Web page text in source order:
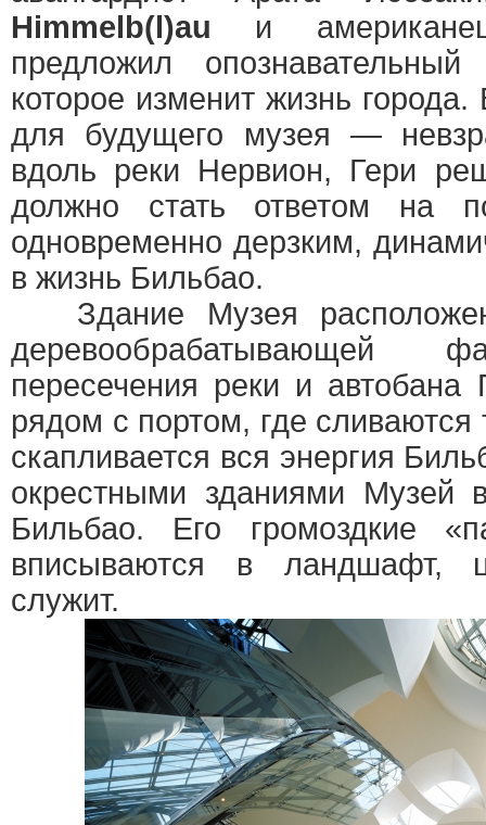
Himmelb(l)au и
предложил опознавательный
которое изменит жизнь
для будущего музея —
вдоль реки Нервион, Гери
должно стать ответом на
одновременно дерзким,
в жизнь Бильбао.
Здание Музея
пересечения реки и
рядом с портом, где сливаются
скапливается вся энергия
окрестными зданиями Музей
Бильбао. Его громоздкие
вписываются в ландшафт,
служит.